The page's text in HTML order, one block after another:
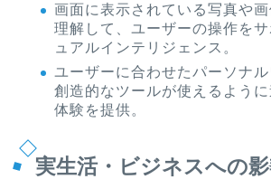
画面に表示されている写真や
理解して、ユーザーの操作を
ュアルインテリジェンス。
ユーザーに合わせたパーソナ
創造的なツールが使えるよう
体験を提供。
実生活・ビジネスへの